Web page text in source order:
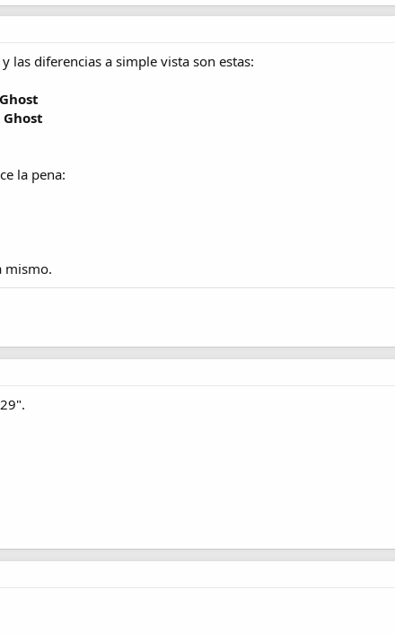
las diferencias a simple vista son estas:
Ghost
Ghost
la pena:
mismo.